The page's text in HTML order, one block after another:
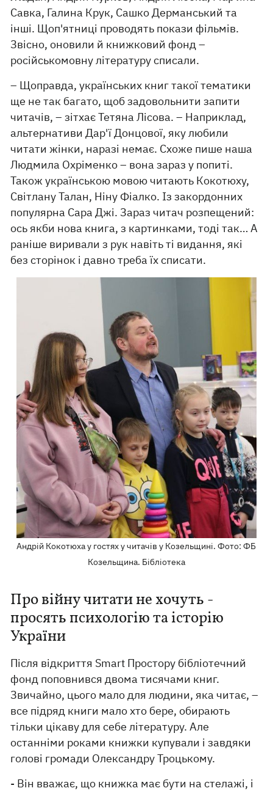
Савка, Галина Крук, Сашко Дерманський та
інші. Щоп'ятниці проводять покази фільмів.
Звісно, ​​оновили й книжковий фонд –
російськомовну літературу списали.
– Щоправда, українських книг такої тематики
ще не так багато, щоб задовольнити запити
читачів, – зітхає Тетяна Лісова. – Наприклад,
альтернативи Дар'ї Донцової, яку любили
читати жінки, наразі немає. Схоже пише наша
Людмила Охріменко – вона зараз у попиті.
Також українською мовою читають Кокотюху,
Світлану Талан, Ніну Фіалко. Із закордонних
популярна Сара Джі. Зараз читач розпещений:
ось якби нова книга, з картинками, тоді так… А
раніше виривали з рук навіть ті видання, які
без сторінок і давно треба їх списати.
Андрій Кокотюха у гостях у читачів у Козельщині. Фото: ФБ
Козельщина. Бібліотека
Про війну читати не хочуть -
просять психологію та історію
України
Після відкриття Smart Простору бібліотечний
фонд поповнився двома тисячами книг.
Звичайно, цього мало для людини, яка читає, –
все підряд книги мало хто бере, обирають
тільки цікаву для себе літературу. Але
останніми роками книжки купували і завдяки
голові громади Олександру Троцькому.
- Він вважає, що книжка має бути на стелажі, і